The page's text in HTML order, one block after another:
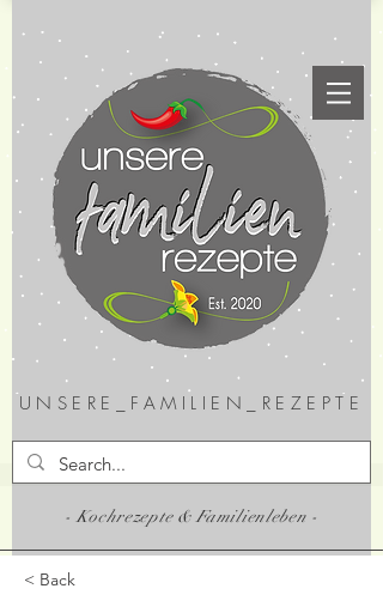
UNSERE_FAMILIEN_REZEPTE
- Kochrezepte & Familienleben -
< Back